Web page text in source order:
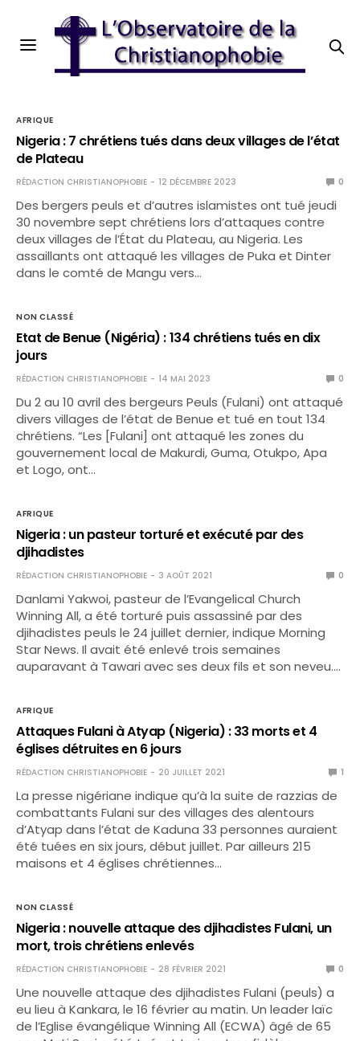
AFRIQUE
Nigeria : 7 chrétiens tués dans deux villages de l’état
de Plateau
RÉDACTION CHRISTIANOPHOBIE 12 DÉCEMBRE 2023 0
Des bergers peuls et d’autres islamistes ont tué jeudi
30 novembre sept chrétiens lors d’attaques contre
deux villages de l’État du Plateau, au Nigeria. Les
assaillants ont attaqué les villages de Puka et Dinter
dans le comté de Mangu vers…
NON CLASSÉ
Etat de Benue (Nigéria) : 134 chrétiens tués en dix
jours
RÉDACTION CHRISTIANOPHOBIE 14 MAI 2023 0
Du 2 au 10 avril des bergeurs Peuls (Fulani) ont attaqué
divers villages de l’état de Benue et tué en tout 134
chrétiens. “Les [Fulani] ont attaqué les zones du
gouvernement local de Makurdi, Guma, Otukpo, Apa
et Logo, ont…
AFRIQUE
Nigeria : un pasteur torturé et exécuté par des
djihadistes
RÉDACTION CHRISTIANOPHOBIE 3 AOÛT 2021 0
Danlami Yakwoi, pasteur de l’Evangelical Church
Winning All, a été torturé puis assassiné par des
djihadistes peuls le 24 juillet dernier, indique Morning
Star News. Il avait été enlevé trois semaines
auparavant à Tawari avec ses deux fils et son neveu.…
AFRIQUE
Attaques Fulani à Atyap (Nigeria) : 33 morts et 4
églises détruites en 6 jours
RÉDACTION CHRISTIANOPHOBIE 20 JUILLET 2021 1
La presse nigériane indique qu’à la suite de razzias de
combattants Fulani sur des villages des alentours
d’Atyap dans l’état de Kaduna 33 personnes auraient
été tuées en six jours, début juillet. Par ailleurs 215
maisons et 4 églises chrétiennes…
NON CLASSÉ
Nigeria : nouvelle attaque des djihadistes Fulani, un
mort, trois chrétiens enlevés
RÉDACTION CHRISTIANOPHOBIE 28 FÉVRIER 2021 0
Une nouvelle attaque des djihadistes Fulani (peuls) a
eu lieu à Kankara, le 16 février au matin. Un leader laïc
de l’Eglise évangélique Winning All (ECWA) âgé de 65